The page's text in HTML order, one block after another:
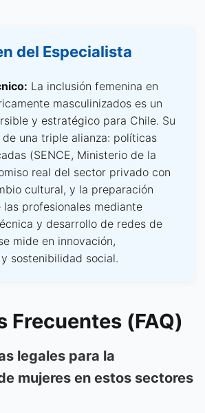
del Especialista
La inclusión femenina en
masculinizados es un
y estratégico para Chile. Su
una triple alianza: políticas
(SENCE, Ministerio de la
real del sector privado con
cultural, y la preparación
profesionales mediante
y desarrollo de redes de
mide en innovación,
sostenibilidad social.
Frecuentes (FAQ)
legales para la
mujeres en estos sectores